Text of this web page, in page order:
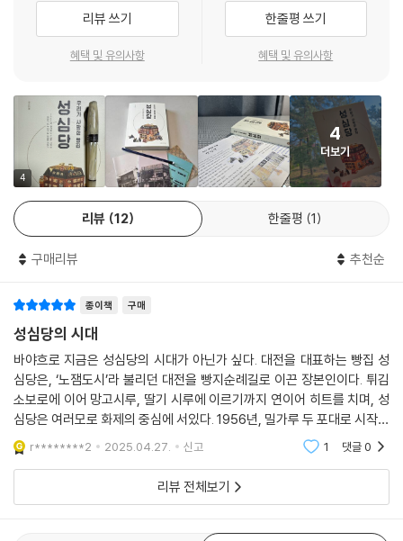
됐고, 서울에서 성심당 빵을 사려고 일부러 대전역에 다녀가는 사람도 적
지 않다. 대전이 목적지가 아닌 승객들도 대전을 환승역으로 삼고 성심당
에 들렀다가 다시 목적지로 향하기도 한다. 역사 곳곳에 배치된 물품보관
에 뛰어가 튀김소보로를 사는 데 성공한 남편이 양손 가득 튀김소보로를
들고 아내에게 만세를 불러 승객들에게 박수를 받은 사연부터, 객차에서
잠을 자던 승객들이 튀김소보로의 고소한 냄새에 눈을 떠 대전역에 도착했
음을 실감했다는 일화까지 갖가지 에피소드가 회자되고 있다.
--- p.217, 「성심당의 고향, 대전역 입점」 중에서
영진과 미진은 지역을 대표하는 빵집이라는 원칙을 고수하며 대전에서 귀
한 존재로 자리 잡는 것이 아직은 성심당이 추구해야 할 목표라고 생각한
다. 성심당 방문을 목적으로 전국에서 대전을 찾아오고, 그렇게 대전 경제
고 여기는 것이다. 그래서 한 기업으로서 자신의 도시에 사회적 역할을 다
하고 결국엔 성심당이 대전의 자부심이 될 수 있기를 부부는 바라고 있다
--- p.224, 「로컬 기업 성심당의 존재감」 중에서
“내일 또 뵙겠습니다!”
출입구를 닫은 직원들이 빈 박스를 들고 남아 있는 빵들 앞에 서서 무슨 빵
이 얼마나 남았는지 일일이 체크하며 정성스레 박스에 담는다. 이 박스는
일과 시간 중 네 시간마다 포장된 다른 박스들과 함께 후원빵으로 분류돼
내일 아침 이웃에 전달될 것이다. 이 후원빵은 68년째 하루도 빠짐없이 이
어오는 성심당의 본질이다.
성심당은 지역 경제를 위해 대전에서만 만날 수 있는 빵집으로 영원히 대
전을 지키는 빵장수로 남고 싶어 한다. 좋은 기업 하나가 어떻게 지역에 기
여하고 또 함께 성장하는지를 보여주는 성심당의 사훈은 ‘모든 이가 다 좋
지어 경쟁사까지도 포함하여 ‘모든 이’가 행복한 빵집. 이러한 경영철학을
근간으로 성심당은 가급적 지역의 농산물을 사용하고, 항상 신선한 빵을
제공하기 위해 노력하며 포장재도 친환경 종이 패키지를 사용한다. 또한
서울은 물론 해외에서 끊임없는 러브콜을 받아도 꿈쩍하지 않고 대전을 지
키는 빵장수 성심당은 대전 시민의 자부심이자 로컬 기업의 훌륭한 롤모델
로, 많은 사랑을 받으며 동네 빵집의 새로운 역사를 써 내려가고 있다.
쏟아지는 언론의 찬사
“대전 성심당이 보여준 지역 경쟁력의 가치” - 동아일보
“밀가루 두 포대의 기적, 대전 성심당” - 조선일보
"나눔과 포용으로 세상 바꾼 ‘향토빵집’" - 한겨레신문
“한국에도 멋진 기업 스토리가 존재하고 있음을 알려준다.” - 국민일보
“대전 토박이 빵집의 성장 레시피는 '나눔‘” - 한국경제
“잿더미에서 일어난 기적, 노점상에서 교황의 식탁까지 “- 매일경제
“대전 대표빵집 성심당은 자본주의경제 대안인가” - 한국일보
있음을 보여주었다. 또한 기업이 사회적경제의 주체가 되어 가난과 빈곤의
현실을 개선하기 위한 적극적인 경영을 할 때 얼마든지 성장도 가능함을
입증한 훌륭한 롤모델이다.
빵이라는 대중적인 식품을 현재와 미래의 이야기로 풀어내며 지역의 문화
를 이끌어낸 성심당은 빵 문화의 트렌드세터이자 최고의 리딩그룹이다.
- 김혜준 (김혜준 컴퍼니 대표)
리뷰 쓰기
혜택 및 유의사항
한줄평 쓰기
혜택 및 유의사항
4
4
더보기
리뷰 12 한줄평 1
구매리뷰 추천순
종이책 구매
성심당의 시대
바야흐로 지금은 성심당의 시대가 아닌가 싶다. 대전을 대표하는 빵집 성
심당은, ‘노잼도시’라 불리던 대전을 빵지순례길로 이끈 장본인이다. 튀김
소보로에 이어 망고시루, 딸기 시루에 이르기까지 연이어 히트를 치며, 성
심당은 여러모로 화제의 중심에 서있다. 1956년, 밀가루 두 포대로 시작된
성심당은 창업주에 이어 현재는 그의 아들 내외가 경영을 맡고 있다. 부모
가 닦아 놓은
r********2 2025.04.27. 신고 1 댓글0
리뷰 전체보기